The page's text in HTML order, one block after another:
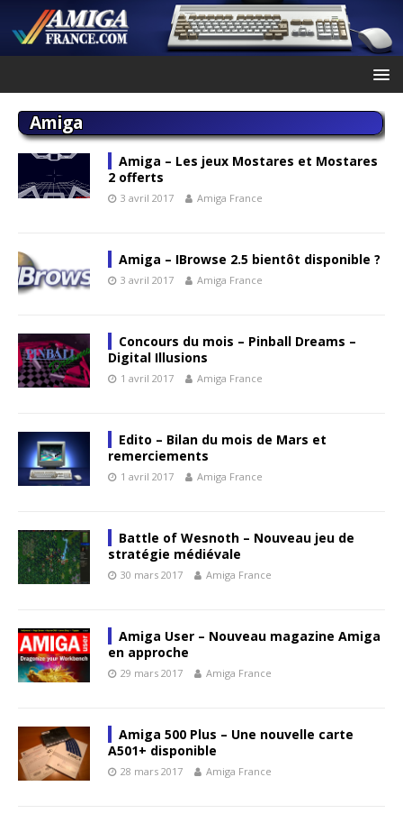
Amiga
Amiga – Les jeux Mostares et Mostares
2 offerts
3 avril 2017 Amiga France
Amiga – IBrowse 2.5 bientôt disponible ?
3 avril 2017 Amiga France
Concours du mois – Pinball Dreams –
Digital Illusions
1 avril 2017 Amiga France
Edito – Bilan du mois de Mars et
remerciements
1 avril 2017 Amiga France
Battle of Wesnoth – Nouveau jeu de
stratégie médiévale
30 mars 2017 Amiga France
Amiga User – Nouveau magazine Amiga
en approche
29 mars 2017 Amiga France
Amiga 500 Plus – Une nouvelle carte
A501+ disponible
28 mars 2017 Amiga France